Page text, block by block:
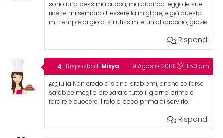
sono una pessima cuoca, ma quando leggo le sue
ricette mi sembra di essere la migliore, e già questo
mi riempie di gioia. salutissimi e un abbraccio, grazie
Rispondi
Risposta di Misya 9 Agosto 2018 11:50 am
@giulia Non credo ci siano problemi, anche se forse
sarebbe meglio preparare tutto il giorno prima e
farcire e cuocere il rotolo poco prima di servirlo.
Rispondi